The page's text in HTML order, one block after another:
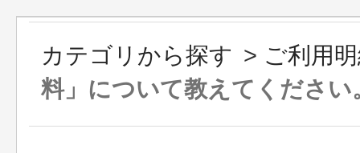
カテゴリから探す > ご利用
料」について教えてください